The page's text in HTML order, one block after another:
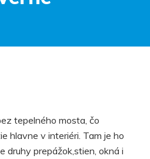
tepelného mosta, čo
hlavne v interiéri. Tam je ho
druhy prepážok,stien, okná i